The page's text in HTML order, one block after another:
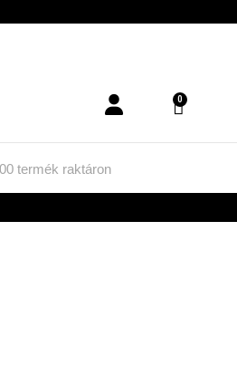
0
termék raktáron